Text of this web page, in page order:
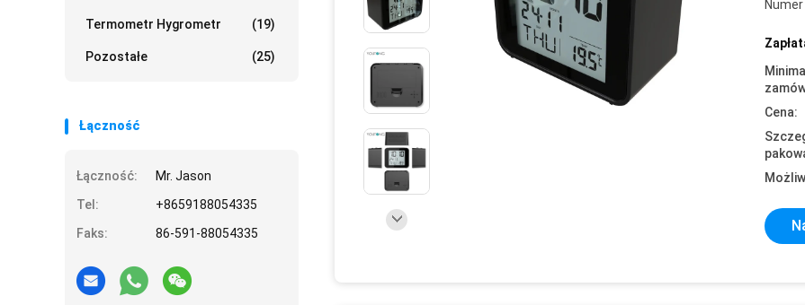
Termometr Hygrometr (19)
Pozostałe (25)
Łączność
Łączność:
Mr. Jason
Tel:
+8659188054335
Faks:
86-591-88054335
Cena: